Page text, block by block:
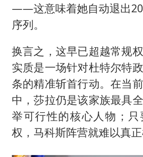
——这意味着她自动退出
序列。
换言之，这早已超越常规
实质是一场针对杜特尔特
条的精准斩首行动。在当
中，莎拉仍是该家族最具
举可行性的核心人物；
权，马科斯阵营就难以真正